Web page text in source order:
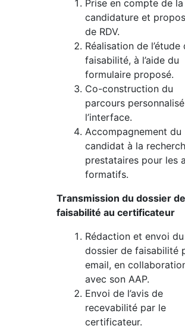
Prise en compte de la
candidature et
de RDV.
Réalisation de l’étude
faisabilité, à l’aide du
formulaire proposé.
Co-construction du
parcours
l’interface.
Accompagnement du
candidat à la
prestataires pour les
formatifs.
Transmission du dossier de
faisabilité au certificateur
Rédaction et envoi du
dossier de faisabilité
email, en
avec son AAP.
Envoi de l’avis de
recevabilité par le
certificateur.